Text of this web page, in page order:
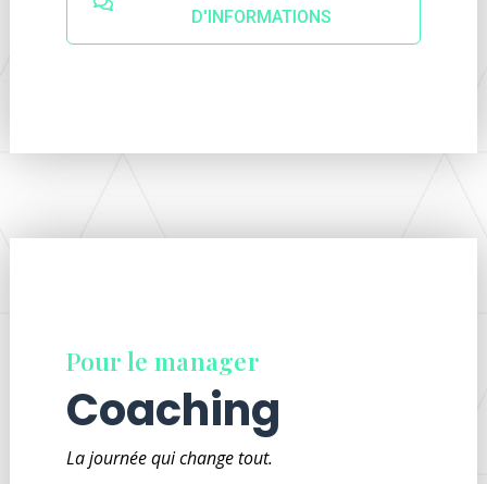
D'INFORMATIONS
Pour le manager
Coaching
La journée qui change tout.